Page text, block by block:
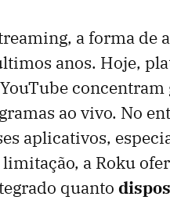
a forma de
anos. Hoje,
concentram
ao vivo. No
aplicativos,
a Roku
quanto